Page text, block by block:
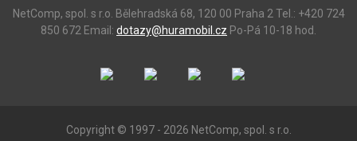
NetComp, spol. s r.o. Bělehradská 68, 120 00 Praha 2 Tel.: +420 724
850 672 Email: dotazy@huramobil.cz Po-Pá 10-18 hod.
Copyright © 1997 - 2026 NetComp, spol. s r.o.